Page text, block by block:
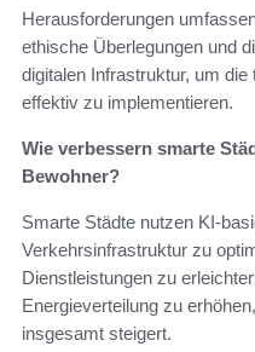
Herausforderungen
ethische Überlegungen und
digitalen Infrastruktur, um
effektiv zu implementieren.
Wie verbessern smarte
Bewohner?
Smarte Städte nutzen KI-
Verkehrsinfrastruktur zu
Dienstleistungen zu
Energieverteilung zu
insgesamt steigert.